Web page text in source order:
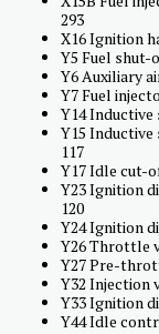
293
X16 Ignition
Y5 Fuel shut-
Y6 Auxiliary
Y7 Fuel
Y14
Y15
117
Y17 Idle cut-
Y23 Ignition
120
Y24 Ignition
Y26 Throttle
Y27 Pre-
Y32 Injection
Y33 Ignition
Y44 Idle